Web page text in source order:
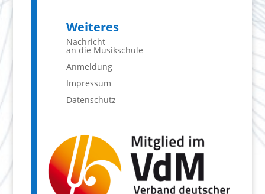
Weiteres
Nachricht
an die Musikschule
Anmeldung
Impressum
Datenschutz